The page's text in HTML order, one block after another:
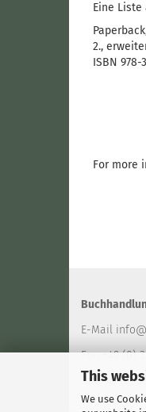
This
We use
Eine
2.,
ISBN 978-
For more
E-Mail
Fon +49 (0)
Fax +49 (0)